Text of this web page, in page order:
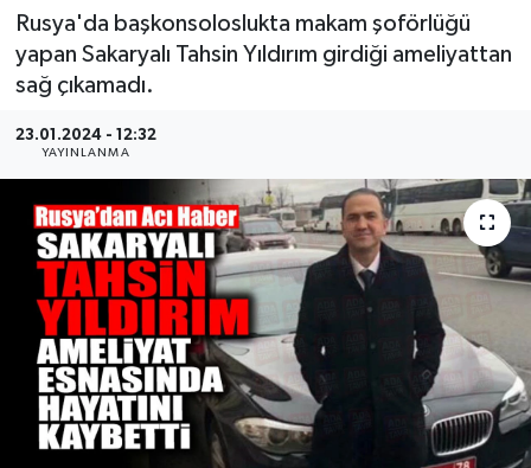
Rusya'da başkonsoloslukta makam şoförlüğü
yapan Sakaryalı Tahsin Yıldırım girdiği ameliyattan
sağ çıkamadı.
23.01.2024 - 12:32
YAYINLANMA